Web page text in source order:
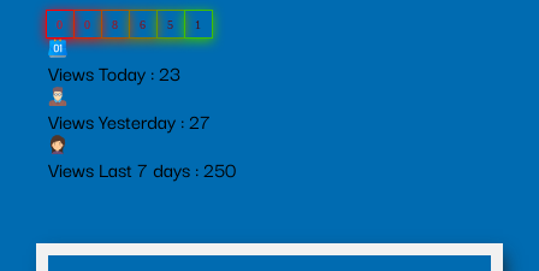
0 0 8 6 5 1
Views Today : 23
Views Yesterday : 27
Views Last 7 days : 250